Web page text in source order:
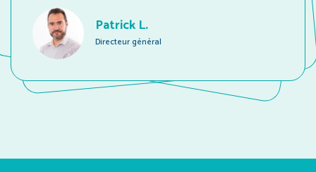
Patrick L.
Directeur général